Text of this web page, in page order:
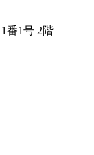
番1号 2階